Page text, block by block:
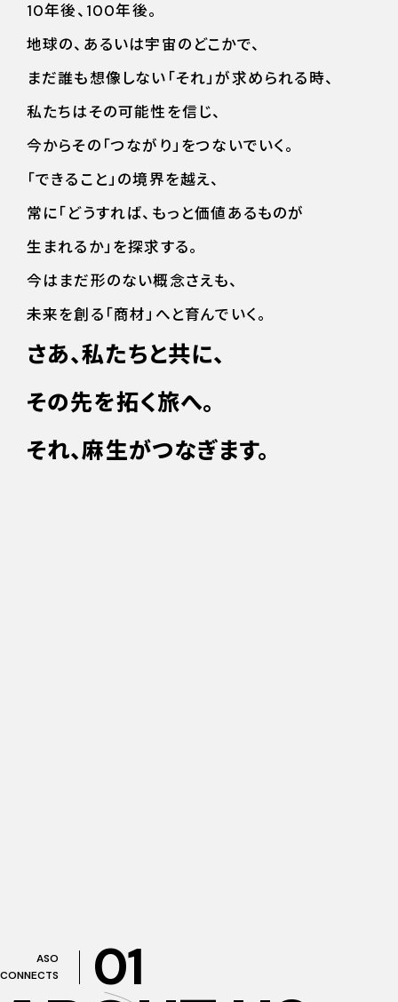
10年後、100年後。
地球の、あるいは宇宙のどこかで、
まだ誰も想像しない「それ」が求められる時、
私たちはその可能性を信じ、
今からその「つながり」をつないでいく。
「できること」の境界を越え、
常に「どうすれば、もっと価値あるものが
生まれるか」を探求する。
今はまだ形のない概念さえも、
未来を創る「商材」へと育んでいく。
さあ、私たちと共に、
その先を拓く旅へ。
それ、麻生がつなぎます。
ASO
CONNECTS
01